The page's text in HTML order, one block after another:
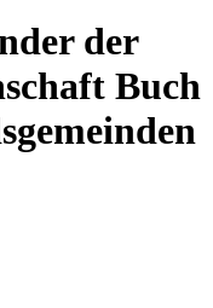
der
Buch